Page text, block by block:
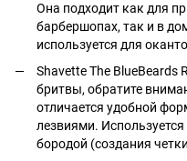
Она подходит как для
барбершопах, так и в
используется для
Shavette The BlueBeards
бритвы, обратите
отличается удобной
лезвиями.
бородой (создания